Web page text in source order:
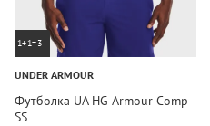
1+1=3
UNDER ARMOUR
Футболка UA HG Armour Comp
SS